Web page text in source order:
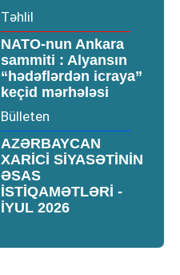
Təhlil
NATO-nun Ankara
sammiti : Alyansın
“hədəflərdən icraya”
keçid mərhələsi
Bülleten
AZƏRBAYCAN
XARİCİ SİYASƏTİNİN
ƏSAS
İSTİQAMƏTLƏRİ -
İYUL 2026